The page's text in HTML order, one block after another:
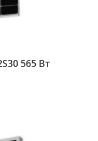
565 Вт